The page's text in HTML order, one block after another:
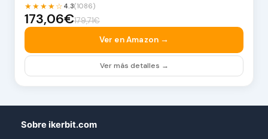
★★★★☆ 4.3(1086)
173,06€179,71€
Ver en Amazon →
Ver más detalles →
Sobre ikerbit.com